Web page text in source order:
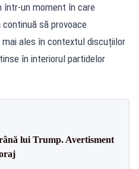
un moment în care
să provoace
ales în contextul discuțiilor
în interiorul partidelor
lui Trump. Avertisment